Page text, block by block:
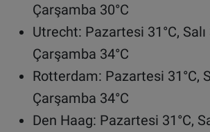
Çarşamba 30°C
Utrecht: Pazartesi 31°C, Salı
Çarşamba 34°C
Rotterdam: Pazartesi 31°C,
Çarşamba 34°C
Den Haag: Pazartesi 31°C,